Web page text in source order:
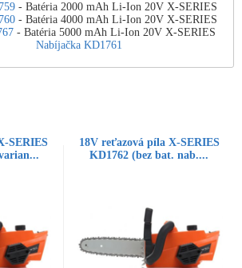
- Batéria 2000 mAh Li-Ion 20V X-SERIES
- Batéria 4000 mAh Li-Ion 20V X-SERIES
- Batéria 5000 mAh Li-Ion 20V X-SERIES
Nabíjačka KD1761
SERIES
18V reťazová píla X-SERIES
KD1762 (bez bat. nab....